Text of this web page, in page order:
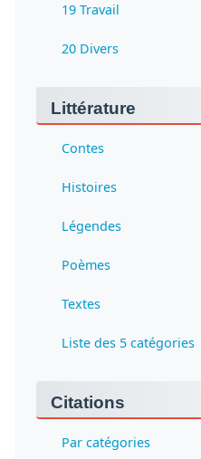
19 Travail
20 Divers
Littérature
Contes
Histoires
Légendes
Poèmes
Textes
Liste des 5 catégories
Citations
Par catégories